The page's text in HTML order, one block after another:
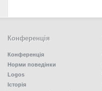
Конференція
Конференція
Норми поведінки
Logos
Історія